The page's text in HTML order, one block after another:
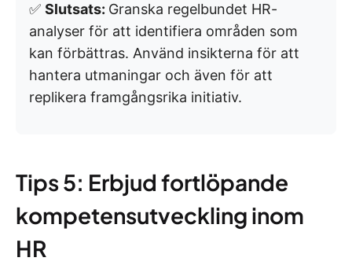
✅ Slutsats: Granska regelbundet HR-
analyser för att identifiera områden som
kan förbättras. Använd insikterna för att
hantera utmaningar och även för att
replikera framgångsrika initiativ.
Tips 5: Erbjud fortlöpande
kompetensutveckling inom
HR